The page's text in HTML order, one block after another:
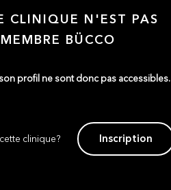
CLINIQUE N'EST PAS
BÜCCO
profil ne sont donc pas accessibles.
clinique? Inscription